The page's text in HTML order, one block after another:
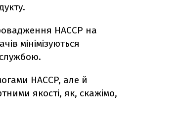
HACCP на
мінімізуються
HACCP, але й
якості, як, скажімо,